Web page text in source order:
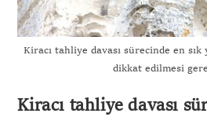
Kiracı tahliye davası sürecinde en sık
dikkat edilmesi
Kiracı tahliye davası